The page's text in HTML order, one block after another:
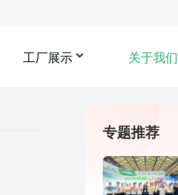
工厂展示 关于我们
专题推荐